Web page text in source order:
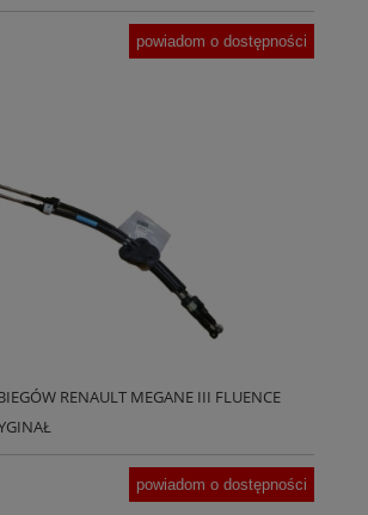
powiadom o dostępności
RENAULT MEGANE III FLUENCE
powiadom o dostępności